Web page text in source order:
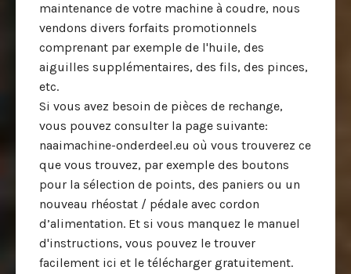
maintenance de votre machine à coudre, nous
vendons divers forfaits promotionnels
comprenant par exemple de l'huile, des
aiguilles supplémentaires, des fils, des pinces,
etc.
Si vous avez besoin de pièces de rechange,
vous pouvez consulter la page suivante:
naaimachine-onderdeel.eu où vous trouverez ce
que vous trouvez, par exemple des boutons
pour la sélection de points, des paniers ou un
nouveau rhéostat / pédale avec cordon
d’alimentation. Et si vous manquez le manuel
d'instructions, vous pouvez le trouver
facilement ici et le télécharger gratuitement.